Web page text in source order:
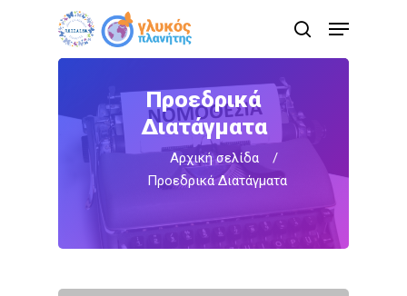
search
Menu
Προεδρικά
Διατάγματα
Αρχική σελίδα
/
Προεδρικά Διατάγματα